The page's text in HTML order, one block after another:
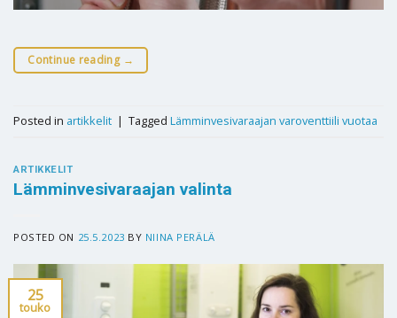
Continue reading →
Posted in artikkelit | Tagged Lämminvesivaraajan varoventtiili vuotaa
ARTIKKELIT
Lämminvesivaraajan valinta
POSTED ON 25.5.2023 BY NIINA PERÄLÄ
25
touko